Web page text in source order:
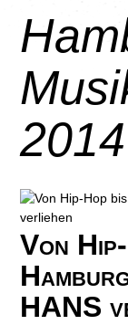
2014
Von
HANS